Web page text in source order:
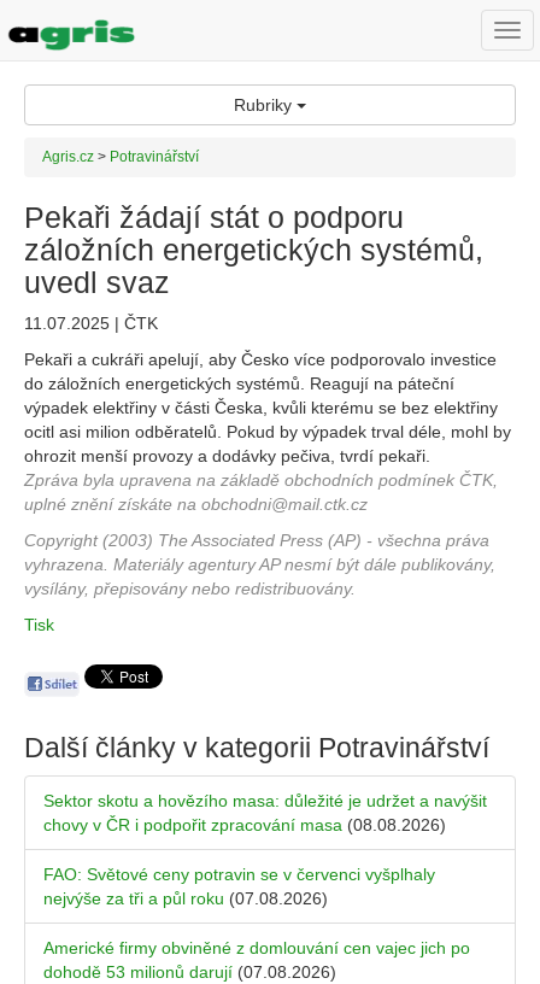
Rubriky
Agris.cz > Potravinářství
Pekaři žádají stát o podporu
záložních energetických systémů,
uvedl svaz
11.07.2025 | ČTK
Pekaři a cukráři apelují, aby Česko více podporovalo investice
do záložních energetických systémů. Reagují na páteční
výpadek elektřiny v části Česka, kvůli kterému se bez elektřiny
ocitl asi milion odběratelů. Pokud by výpadek trval déle, mohl by
ohrozit menší provozy a dodávky pečiva, tvrdí pekaři.
Zpráva byla upravena na základě obchodních podmínek ČTK,
uplné znění získáte na obchodni@mail.ctk.cz
Copyright (2003) The Associated Press (AP) - všechna práva
vyhrazena. Materiály agentury AP nesmí být dále publikovány,
vysílány, přepisovány nebo redistribuovány.
Tisk
Další články v kategorii Potravinářství
Sektor skotu a hovězího masa: důležité je udržet a navýšit
chovy v ČR i podpořit zpracování masa (08.08.2026)
FAO: Světové ceny potravin se v červenci vyšplhaly
nejvýše za tři a půl roku (07.08.2026)
Americké firmy obviněné z domlouvání cen vajec jich po
dohodě 53 milionů darují (07.08.2026)